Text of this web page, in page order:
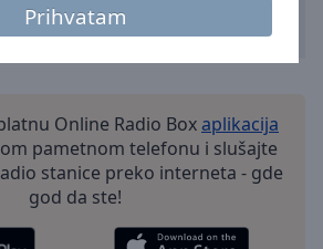
Prihvatam
Online Radio Boxaplikacija
pametnom telefonu i slušajte
stanice preko interneta - gde
god da ste!